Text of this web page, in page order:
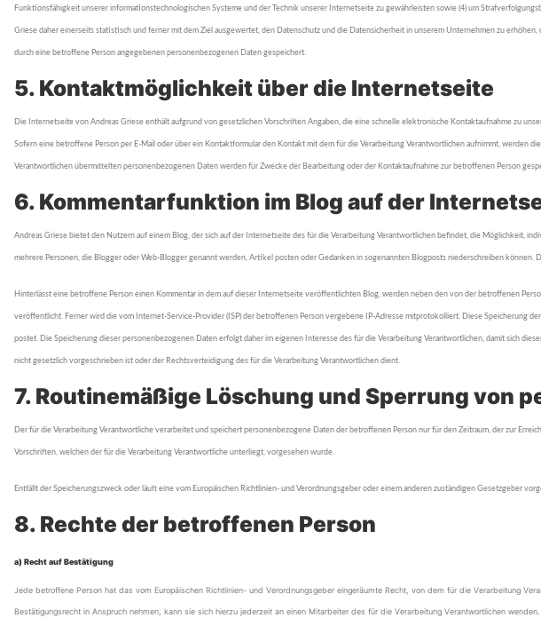
Funktionsfähigkeit unserer informationstechnologischen Systeme und der Technik unserer Internetseite zu gewährleisten sowie (4) um
Griese daher einerseits statistisch und ferner mit dem Ziel ausgewertet, den Datenschutz und die Datensicherheit in unserem Unternehmen zu
durch eine betroffene Person angegebenen personenbezogenen Daten gespeichert.
5. Kontaktmöglichkeit über die Internetseite
Die Internetseite von Andreas Griese enthält aufgrund von gesetzlichen Vorschriften Angaben, die eine schnelle elektronische Kontaktaufnahme zu
Sofern eine betroffene Person per E-Mail oder über ein Kontaktformular den Kontakt mit dem für die Verarbeitung Verantwortlichen aufnimmt,
Verantwortlichen übermittelten personenbezogenen Daten werden für Zwecke der Bearbeitung oder der Kontaktaufnahme zur betroffenen Person
6. Kommentarfunktion im Blog auf der
Andreas Griese bietet den Nutzern auf einem Blog, der sich auf der Internetseite des für die Verarbeitung Verantwortlichen befindet, die Möglichkeit,
mehrere Personen, die Blogger oder Web-Blogger genannt werden, Artikel posten oder Gedanken in sogenannten Blogposts niederschreiben
Hinterlässt eine betroffene Person einen Kommentar in dem auf dieser Internetseite veröffentlichten Blog, werden neben den von der betroffenen
veröffentlicht. Ferner wird die vom Internet-Service-Provider (ISP) der betroffenen Person vergebene IP-Adresse mitprotokolliert. Diese Speicherung
postet. Die Speicherung dieser personenbezogenen Daten erfolgt daher im eigenen Interesse des für die Verarbeitung Verantwortlichen, damit sich
nicht gesetzlich vorgeschrieben ist oder der Rechtsverteidigung des für die Verarbeitung Verantwortlichen dient.
7. Routinemäßige Löschung und Sperrung von
Der für die Verarbeitung Verantwortliche verarbeitet und speichert personenbezogene Daten der betroffenen Person nur für den Zeitraum, der zur
Vorschriften, welchen der für die Verarbeitung Verantwortliche unterliegt, vorgesehen wurde.
Entfällt der Speicherungszweck oder läuft eine vom Europäischen Richtlinien- und Verordnungsgeber oder einem anderen zuständigen Gesetzgeber
8. Rechte der betroffenen Person
a) Recht auf Bestätigung
Jede betroffene Person hat das vom Europäischen Richtlinien- und Verordnungsgeber eingeräumte Recht, von dem für die Verarbeitung
Bestätigungsrecht in Anspruch nehmen, kann sie sich hierzu jederzeit an einen Mitarbeiter des für die Verarbeitung Verantwortlichen wenden.